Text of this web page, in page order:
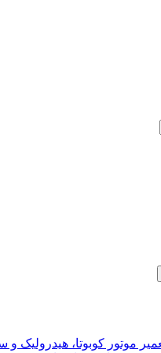
موتور کوبوتا،